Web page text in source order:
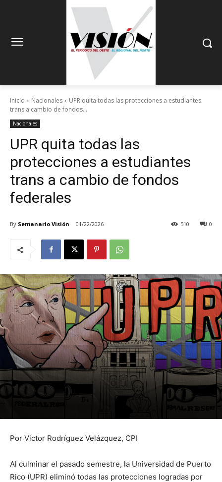
Inicio Nacionales
UPR quita todas las protecciones a estudiantes
trans a cambio de fondos...
Nacionales
UPR quita todas las
protecciones a estudiantes
trans a cambio de fondos
federales
By Semanario Visión 01/22/2026 0
510
Por Victor Rodríguez Velázquez, CPI
Al culminar el pasado semestre, la Universidad de Puerto
Rico (UPR) eliminó todas las protecciones logradas por